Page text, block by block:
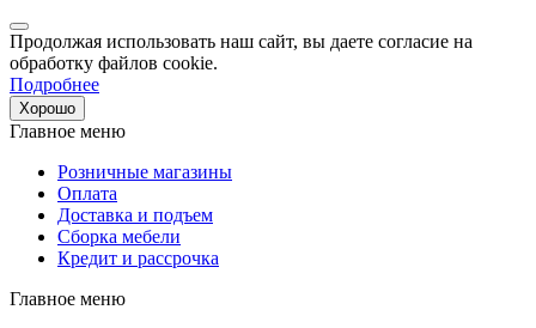
Продолжая использовать наш сайт, вы даете согласие на
обработку файлов cookie.
Подробнее
Хорошо
Главное меню
Розничные магазины
Оплата
Доставка и подъем
Сборка мебели
Кредит и рассрочка
Главное меню